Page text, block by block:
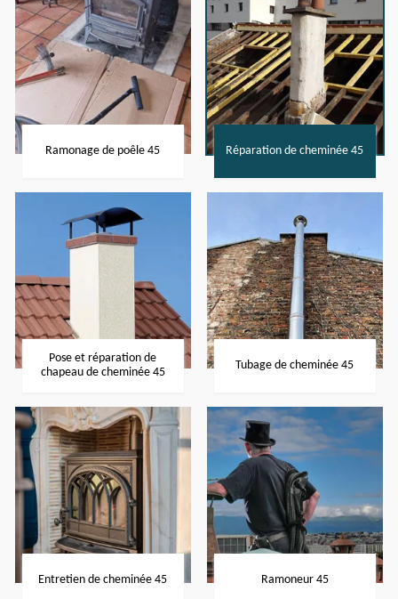
Ramonage de poêle 45 Réparation de cheminée 45
Pose et réparation de
chapeau de cheminée 45
Tubage de cheminée 45
Entretien de cheminée 45 Ramoneur 45